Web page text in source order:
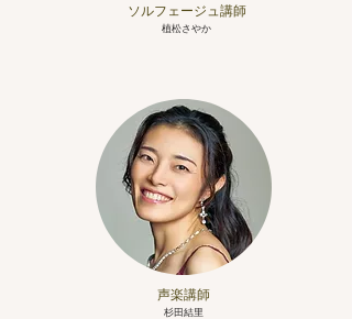
​ソルフェージュ講師
​植松さやか
​声楽講師
杉田結里